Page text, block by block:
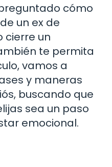
cómo
un ex de
cierre un
te permita
vamos a
y maneras
buscando que
sea un paso
emocional.